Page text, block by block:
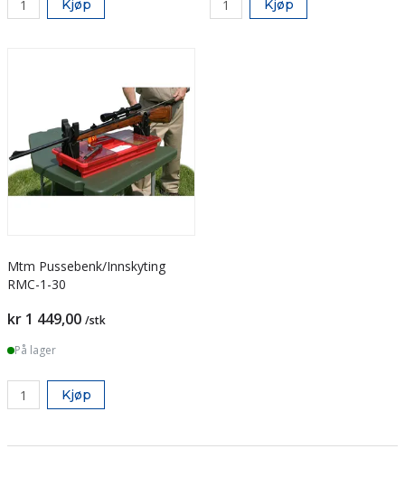
Kjøp Kjøp
Mtm Pussebenk/Innskyting
RMC-1-30
kr 1 449,00 /stk
På lager
Kjøp